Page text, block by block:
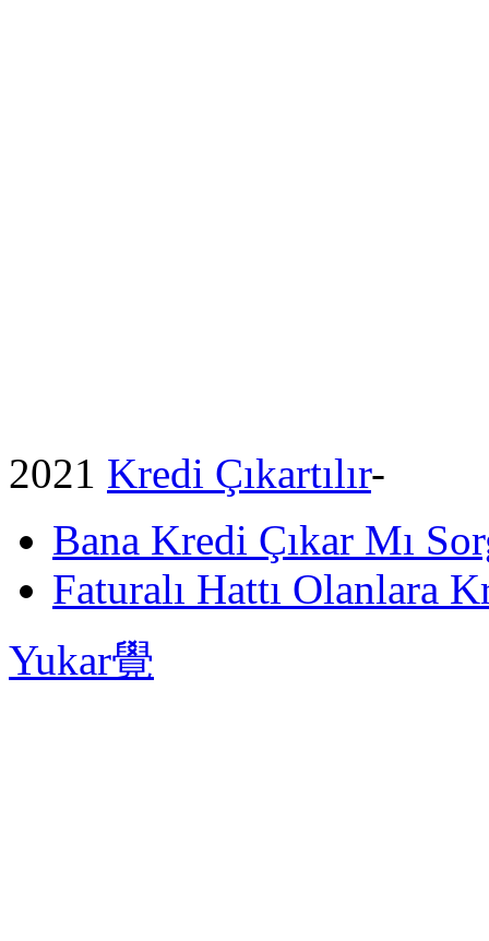
2021 Kredi Çıkartılır-
Bana Kredi Çıkar Mı
Faturalı Hattı Olanlara
Yukar覺